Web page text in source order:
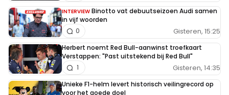
INTERVIEW Binotto vat debuutseizoen Audi samen
in vijf woorden
Gisteren, 15:25
0
Herbert noemt Red Bull-aanwinst troefkaart
Verstappen: "Past uitstekend bij Red Bull"
Gisteren, 14:35
1
Unieke F1-helm levert historisch veilingrecord op
voor het goede doel